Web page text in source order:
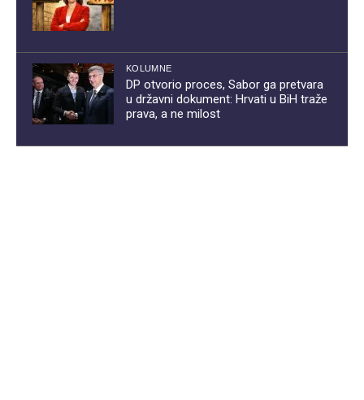
KOLUMNE
DP otvorio proces, Sabor ga pretvara
u državni dokument: Hrvati u BiH traže
prava, a ne milost